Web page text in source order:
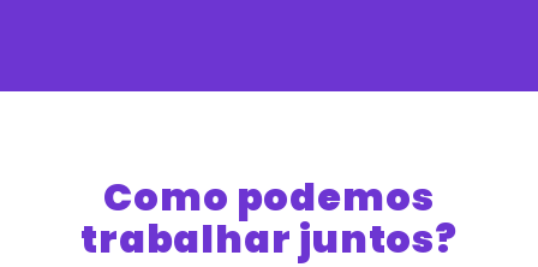
Como podemos
trabalhar juntos?